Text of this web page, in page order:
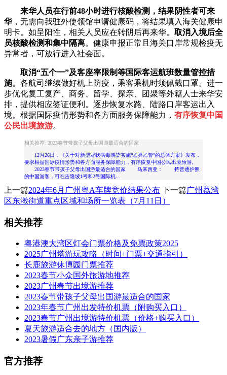
来华人员在行前48小时进行核酸检测，结果阴性者可来
华，无需向我驻外使领馆申请健康码，将结果填入海关健康申
明卡。如呈阳性，相关人员应在转阴后再来华。 取消入境后全
员核酸检测和集中隔离。健康申报正常且海关口岸常规检疫无
异常者，可放行进入社会面。
取消“五个一”及客座率限制等国际客运航班数量管控措
施。各航司继续做好机上防疫，乘客乘机时须佩戴口罩。进一
步优化复工复产、商务、留学、探亲、团聚等外籍人士来华安
排，提供相应签证便利。逐步恢复水路、陆路口岸客运出入
境。根据国际疫情形势和各方面服务保障能力， 有序恢复中国
公民出境旅游。
相关推荐: 2023春节带孩子父母出国游最适合的国家
12月26日，《关于对新型冠状病毒感染实施“乙类乙管”的总体方案》发布，
要求根据国际疫情形势和各方面服务保障能力，有序恢复中国公民出境旅游。
2023春节带孩子父母出国游最适合的国家 马来西亚： 持普通护照
的中国游客，可在吉隆坡1号和2号国际机…
上一篇2024年6月广州粤A车牌竞价结果公布 下一篇广州荔湾
区东漖街道重点区域和场所一览表（7月11日）
相关推荐
粤港澳大湾区灯会门票价格及免票政策2025
2025广州塔游玩攻略（时间+门票+交通指引）
长鹿旅游休博园门票推荐
2023春节小众国外旅游地推荐
2023广州春节出境游推荐
2023春节带孩子父母出国游最适合的国家
2023年春节广州出发特价机票（附购买入口）
2023春节广州出境游特价机票（价格+购买入口）
夏天旅游适合去的地方（国内版）
2023暑假广东亲子游推荐
官方推荐